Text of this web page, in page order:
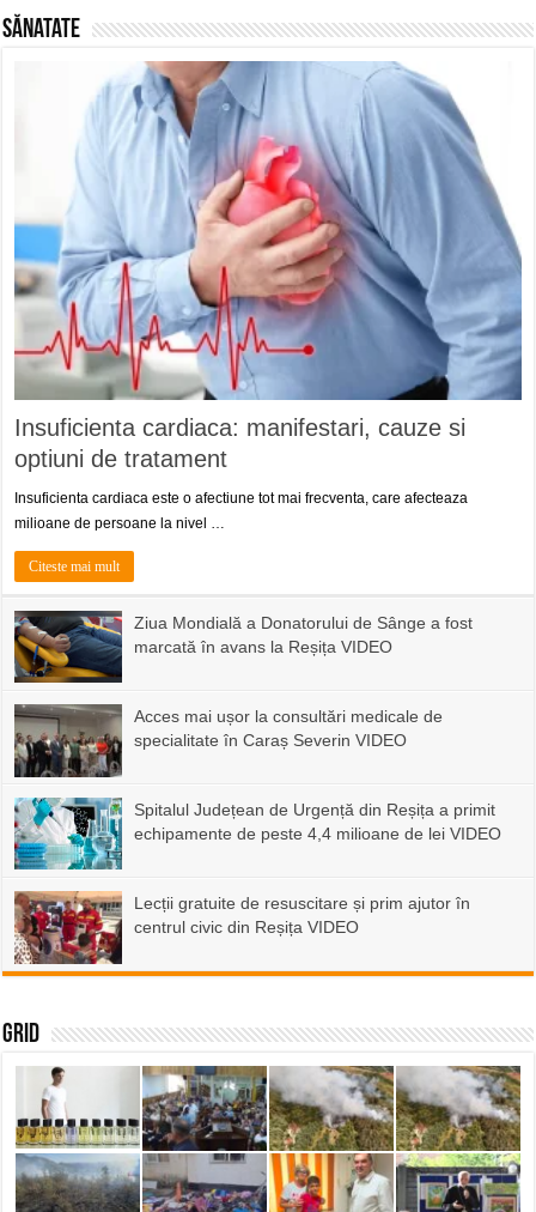
Sănatate
Insuficienta cardiaca: manifestari, cauze si
optiuni de tratament
Insuficienta cardiaca este o afectiune tot mai frecventa, care afecteaza
milioane de persoane la nivel …
Citeste mai mult
Ziua Mondială a Donatorului de Sânge a fost
marcată în avans la Reșița VIDEO
Acces mai ușor la consultări medicale de
specialitate în Caraș Severin VIDEO
Spitalul Județean de Urgență din Reșița a primit
echipamente de peste 4,4 milioane de lei VIDEO
Lecții gratuite de resuscitare și prim ajutor în
centrul civic din Reșița VIDEO
Grid